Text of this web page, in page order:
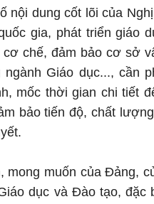
nội dung cốt lõi của
gia, phát triển giáo
chế, đảm bảo cơ sở
ngành Giáo dục..., cần
mốc thời gian chi tiết
bảo tiến độ, chất
mong muốn của Đảng,
dục và Đào tạo,